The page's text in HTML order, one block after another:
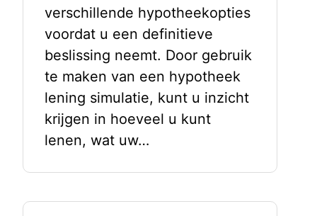
verschillende hypotheekopties
voordat u een definitieve
beslissing neemt. Door gebruik
te maken van een hypotheek
lening simulatie, kunt u inzicht
krijgen in hoeveel u kunt
lenen, wat uw…